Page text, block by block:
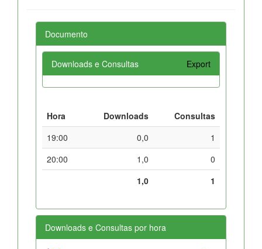
Documento
Downloads e Consultas Export
Hora Downloads
Consultas
19:00
0,0
1
20:00
1,0
0
1,0
1
Downloads e Consultas por hora